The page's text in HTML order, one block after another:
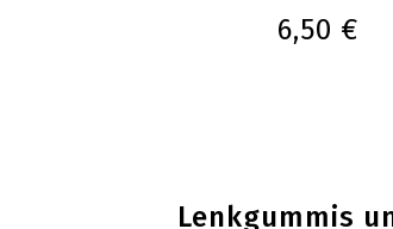
6,50 €
Lenkgummis